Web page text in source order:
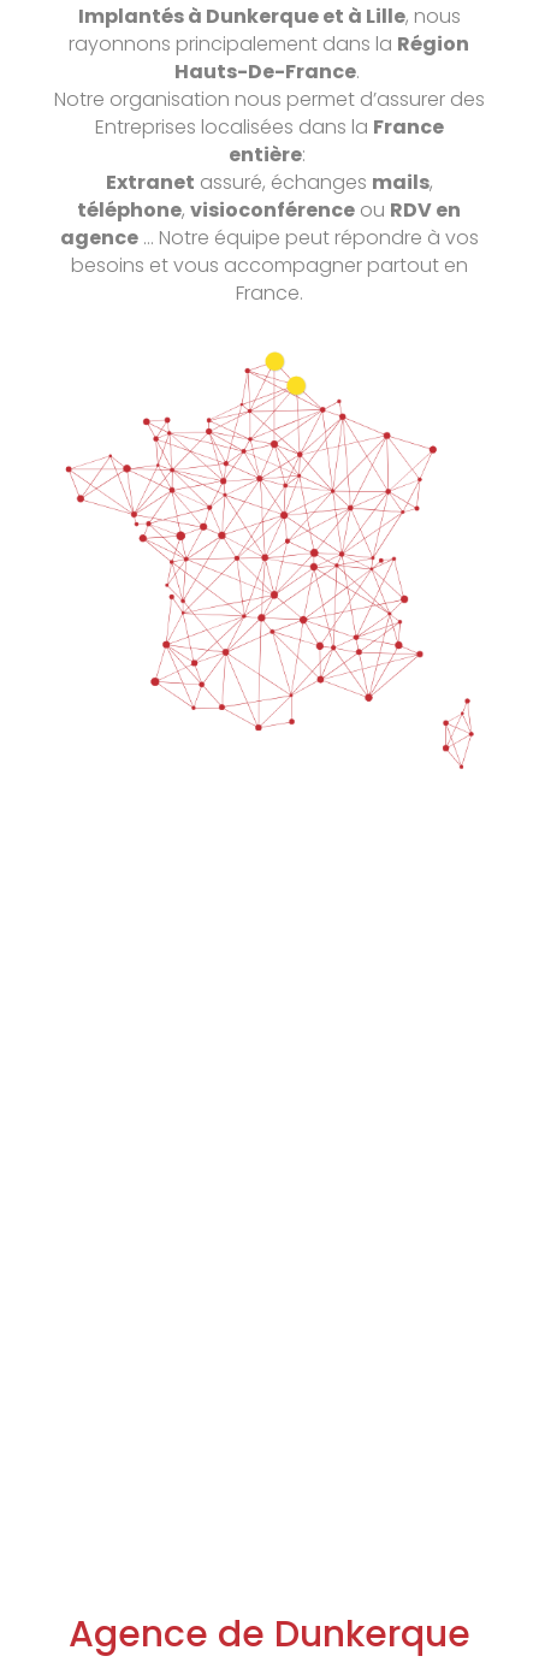
Implantés à Dunkerque et à Lille, nous
rayonnons principalement dans la Région
Hauts-De-France.
Notre organisation nous permet d’assurer des
Entreprises localisées dans la France
entière:
Extranet assuré, échanges mails,
téléphone,visioconférence ou RDV en
agence… Notre équipe peut répondre à vos
besoins et vous accompagner partout en
France.
Agence de Dunkerque